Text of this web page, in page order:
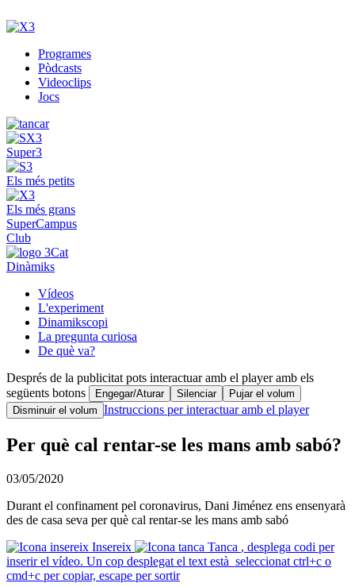
Programes
Pòdcasts
Videoclips
Jocs
Super3
Els més petits
Els més grans
SuperCampus
Club
Dinàmiks
Vídeos
L'experiment
Dinamikscopi
La pregunta curiosa
De què va?
Després de la publicitat pots interactuar amb el player amb els
següents botons
Engegar/Aturar Silenciar
Pujar el volum
Disminuir el volum Instruccions per interactuar amb el player
Per què cal rentar-se les mans amb sabó?
03/05/2020
Durant el confinament pel coronavirus, Dani Jiménez ens ensenyarà
des de casa seva per què cal rentar-se les mans amb sabó
Insereix
Tanca , desplega codi per
inserir el vídeo. Un cop desplegat el text està seleccionat ctrl+c o
cmd+c per copiar, escape per sortir